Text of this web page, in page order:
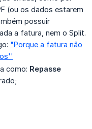
(ou os dados estarem
possuir
a fatura, nem o Split.
"Porque a fatura não
como: Repasse